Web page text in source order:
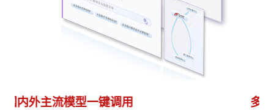
多模态多层级知识库权限管理